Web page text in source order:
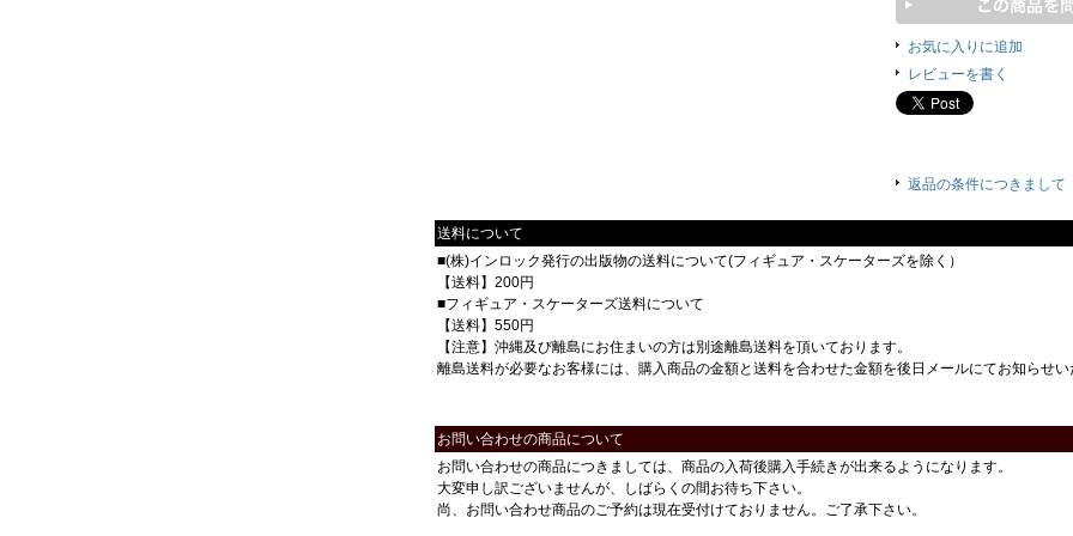
お気に入りに追加
レビューを書く
返品の条件につきまして
送料について
■(株)インロック発行の出版物の送料について(フィギュア・スケーターズを除く）
【送料】200円
■フィギュア・スケーターズ送料について
【送料】550円
【注意】沖縄及び離島にお住まいの方は別途離島送料を頂いております。
離島送料が必要なお客様には、購入商品の金額と送料を合わせた金額を後日メールにてお知らせい
お問い合わせの商品について
お問い合わせの商品につきましては、商品の入荷後購入手続きが出来るようになります。
大変申し訳ございませんが、しばらくの間お待ち下さい。
尚、お問い合わせ商品のご予約は現在受付けておりません。ご了承下さい。